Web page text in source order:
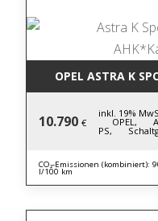
OPEL ASTRA K
10.790 €
inkl. 19%
OPEL,
PS,
CO₂-Emissionen (kombiniert):
l/100 km